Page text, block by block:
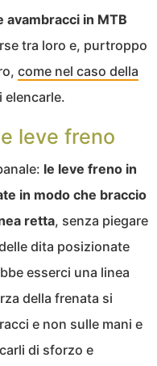
avambracci in MTB
tra loro e, purtroppo
come nel caso della
elencarle.
leve freno
le leve freno in
in modo che braccio
retta, senza piegare
dita posizionate
esserci una linea
della frenata si
e non sulle mani e
di sforzo e